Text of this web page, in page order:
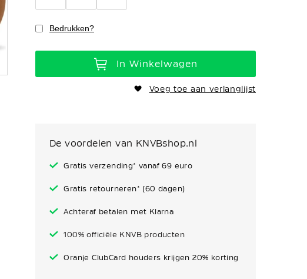
Bedrukken?
In Winkelwagen
Voeg toe aan verlanglijst
De voordelen van KNVBshop.nl
Gratis verzending* vanaf 69 euro
Gratis retourneren* (60 dagen)
Achteraf betalen met Klarna
100% officiële KNVB producten
Oranje ClubCard houders krijgen 20% korting